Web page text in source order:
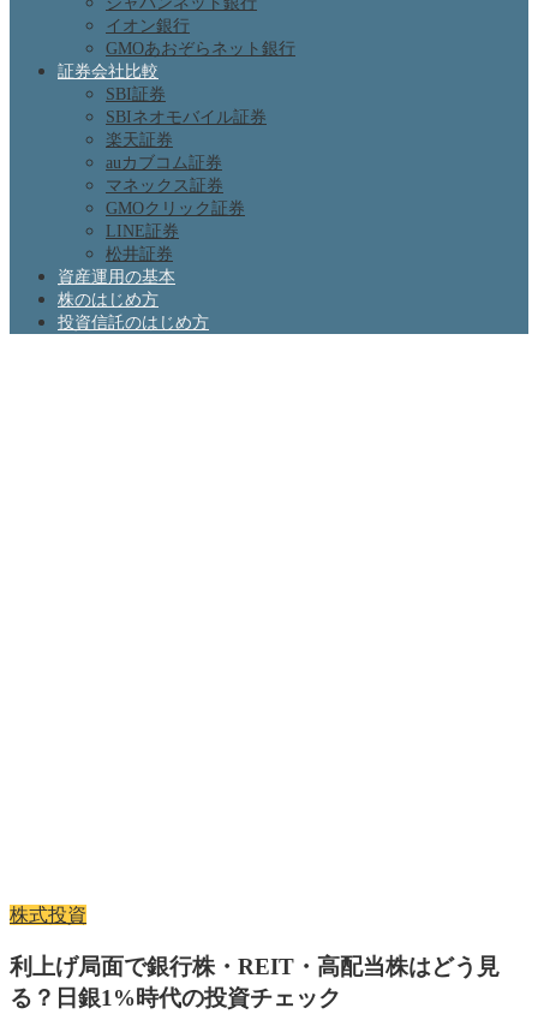
イオン銀行
GMOあおぞらネット銀行
証券会社比較
SBI証券
SBIネオモバイル証券
楽天証券
auカブコム証券
マネックス証券
GMOクリック証券
LINE証券
松井証券
資産運用の基本
株のはじめ方
投資信託のはじめ方
株式投資
利上げ局面で銀行株・REIT・高配当株はどう見
る？日銀1%時代の投資チェック